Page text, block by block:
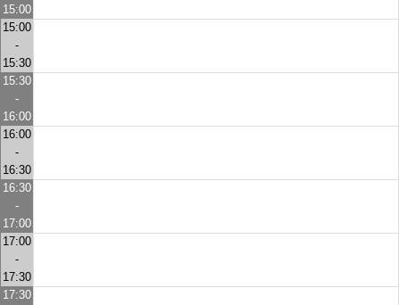
15:00
15:00
-
15:30
15:30
-
16:00
16:00
-
16:30
16:30
-
17:00
17:00
-
17:30
17:30